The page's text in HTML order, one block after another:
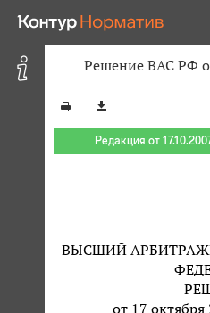
Решение ВАС РФ
Редакция от
ВЫСШИЙ
от 17 октября